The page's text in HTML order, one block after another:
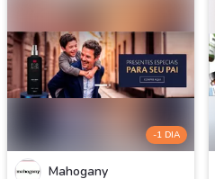
-1 DIA
Mahogany